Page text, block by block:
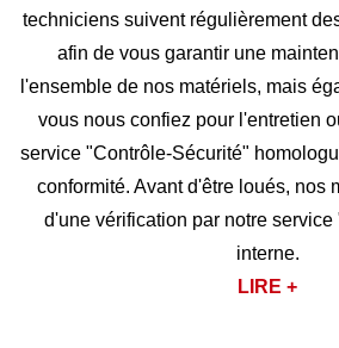
techniciens suivent régulièrement
afin de vous garantir une
l'ensemble de nos matériels, mais
vous nous confiez pour l'entretien
service "Contrôle-Sécurité"
conformité. Avant d'être loués, nos
d'une vérification par notre
interne.
LIRE +